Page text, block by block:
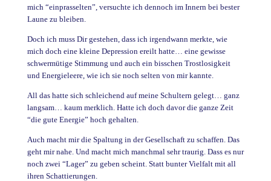
mich “einprasselten”, versuchte ich dennoch im Innern bei bester
Laune zu bleiben.
Doch ich muss Dir gestehen, dass ich irgendwann merkte, wie
mich doch eine kleine Depression ereilt hatte… eine gewisse
schwermütige Stimmung und auch ein bisschen Trostlosigkeit
und Energieleere, wie ich sie noch selten von mir kannte.
All das hatte sich schleichend auf meine Schultern gelegt… ganz
langsam… kaum merklich. Hatte ich doch davor die ganze Zeit
“die gute Energie” hoch gehalten.
Auch macht mir die Spaltung in der Gesellschaft zu schaffen. Das
geht mir nahe. Und macht mich manchmal sehr traurig. Dass es nur
noch zwei “Lager” zu geben scheint. Statt bunter Vielfalt mit all
ihren Schattierungen.